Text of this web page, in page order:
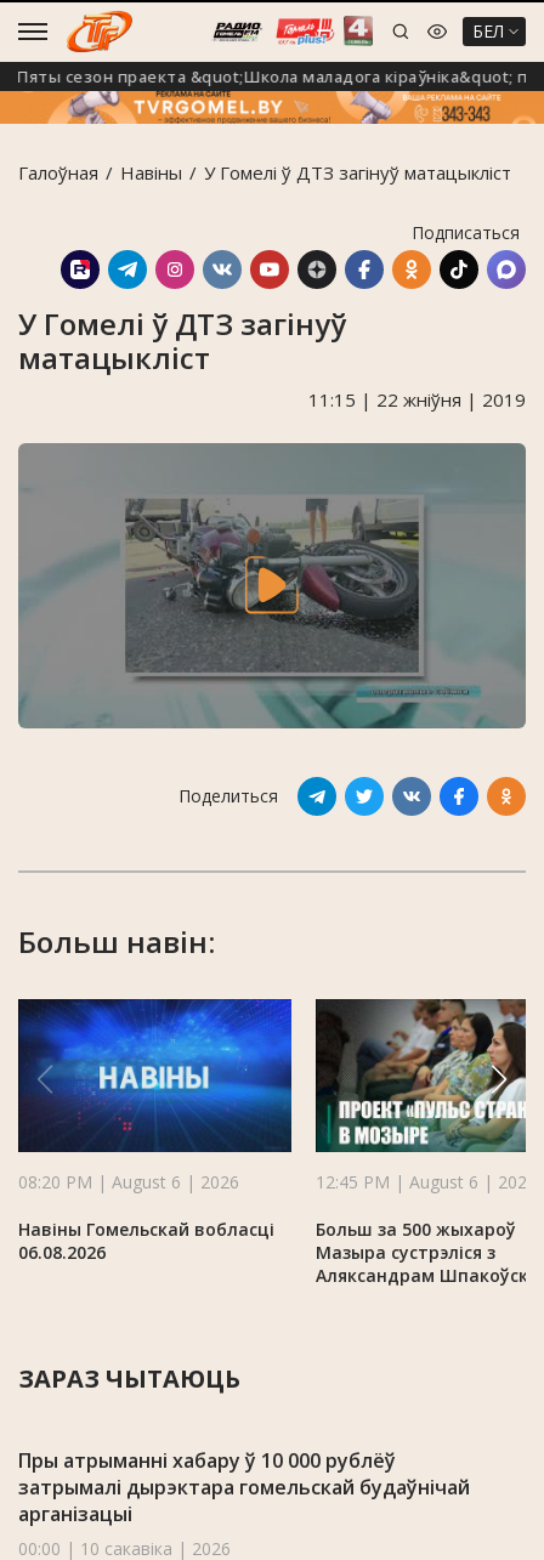
БЕЛ
сезон праекта &quot;Школа маладога кіраўніка&quot;
Галоўная Навiны У Гомелі ў ДТЗ загінуў матацыкліст
Подписаться
У Гомелі ў ДТЗ загінуў
матацыкліст
11:15 | 22 жніўня | 2019
Поделиться
Больш навін:
08:20 PM | August 6 | 2026
Навіны Гомельскай вобласці
06.08.2026
12:45 PM | August 6 | 2026
Больш за 500 жыхароў
Мазыра сустрэліся з
Аляксандрам
ЗАРАЗ ЧЫТАЮЦЬ
Пры атрыманні хабару ў 10 000 рублёў
затрымалі дырэктара гомельскай будаўнічай
арганізацыі
00:00 | 10 сакавіка | 2026